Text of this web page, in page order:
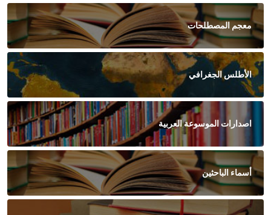
معجم المصطلحات
الأطلس الجغرافي
اصدارات الموسوعة العربية
أسماء الباحثين